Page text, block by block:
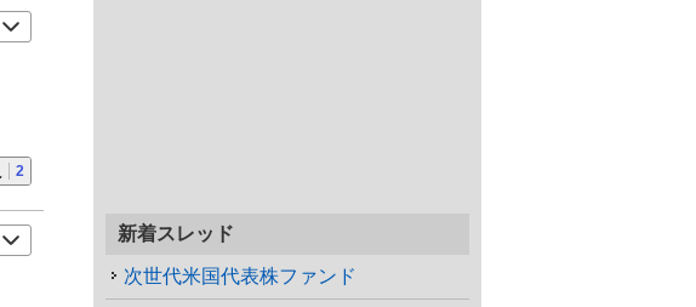
2
新着スレッド
次世代米国代表株ファンド